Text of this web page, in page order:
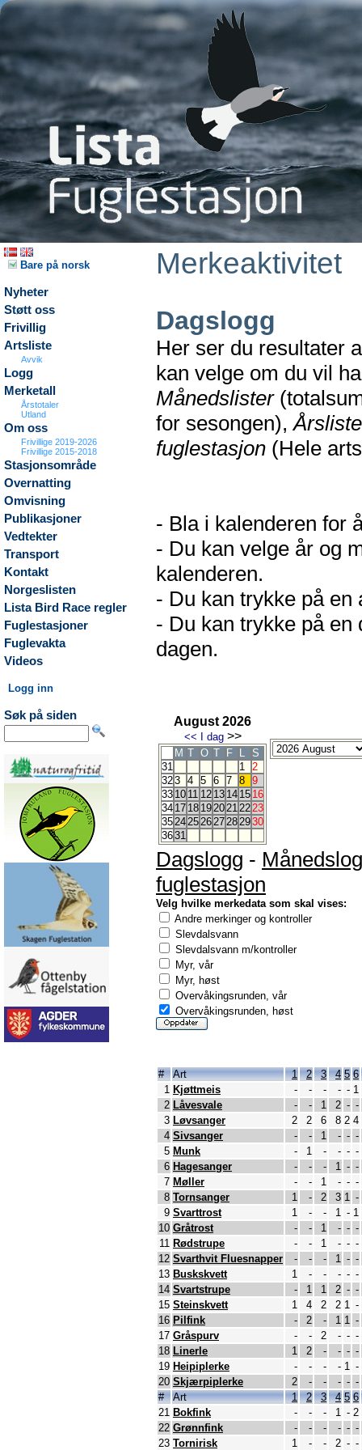
Bare på norsk
Nyheter
Støtt oss
Frivillig
Artsliste
Avvik
Logg
Merketall
Årstotaler
Utland
Om oss
Frivillige 2019-2026
Frivillige 2015-2018
Stasjonsområde
Overnatting
Omvisning
Publikasjoner
Vedtekter
Transport
Kontakt
Norgeslisten
Lista Bird Race regler
Fuglestasjoner
Fuglevakta
Videos
Logg inn
Søk på siden
Merkeaktivitet
Dagslogg
Her ser du resultater
kan velge om du vil
Månedslister
for sesongen),
fuglestasjon (Hele
- Bla i kalenderen for
- Du kan velge år og
kalenderen.
- Du kan trykke på en
- Du kan trykke på en
dagen.
August 2026
<< I dag>>
M T O T F L
S
31
1 2
323 4 5 6 7 8 9
33 10 11 12 13 14 15 16
34 17 18 1920212223
3524252627282930
3631
Dagslogg -
fuglestasjon
Velg hvilke merkedata som skal vises:
Andre merkinger og kontroller
Slevdalsvann
Slevdalsvann m/kontroller
Myr, vår
Myr, høst
Overvåkingsrunden, vår
Overvåkingsrunden, høst
# Art 1 2 3 4 5 6
1 Kjøttmeis - - - - - 1
2 Låvesvale - - 1 2 - -
3 Løvsanger 2 2 6 8 2 4
4 Sivsanger - - 1 - - -
5 Munk - 1 - - - -
6 Hagesanger - - - 1 - -
7 Møller - - 1 - - -
8 Tornsanger 1 - 2 3 1 -
9 Svarttrost 1 - - 1 - 1
10 Gråtrost - - 1 - - -
11 Rødstrupe - - 1 - - -
12 Svarthvit Fluesnapper - - - 1 - -
13 Buskskvett 1 - - - - -
14 Svartstrupe - 1 1 2 - -
15 Steinskvett 1 4 2 2 1 -
16 Pilfink - 2 - 1 1 -
17 Gråspurv - - 2 - - -
18 Linerle 1 2 - - - -
19 Heipiplerke - - - - 1 -
20 Skjærpiplerke 2 - - - - -
#
Art 1 2 3 4 5 6
21 Bokfink - - - 1 - 2
22 Grønnfink - - - - - -
23 Tornirisk 1 - - 2 - -